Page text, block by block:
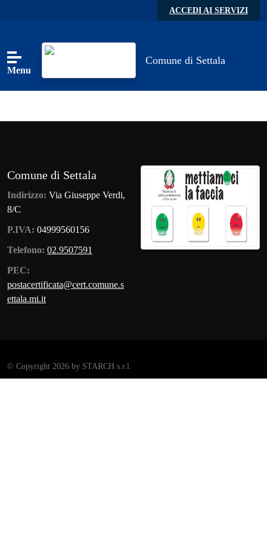
ACCEDI AI SERVIZI
Menu
Comune di Settala
Comune di Settala
Indirizzo: Via Giuseppe Verdi,
8/C
P.IVA: 04999560156
Telefono: 02.9507591
PEC:
postacertificata@cert.comune.s
ettala.mi.it
© Copyright 2026 by STARCH s.r.l.